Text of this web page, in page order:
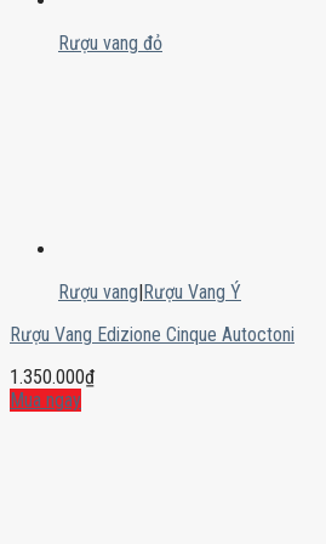
Rượu vang đỏ
Rượu vang|Rượu Vang Ý
Rượu Vang Edizione Cinque Autoctoni
1.350.000₫
Mua ngay